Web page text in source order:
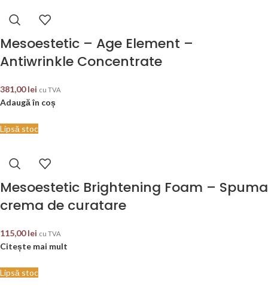
Mesoestetic – Age Element –
Antiwrinkle Concentrate
381,00lei cu TVA
Adaugă în coș
Lipsă stoc
Mesoestetic Brightening Foam – Spuma
crema de curatare
115,00lei cu TVA
Citește mai mult
Lipsă stoc